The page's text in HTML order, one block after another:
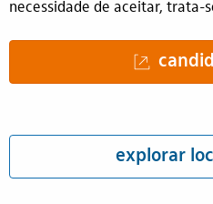
necessidade de aceitar, trata-
explorar